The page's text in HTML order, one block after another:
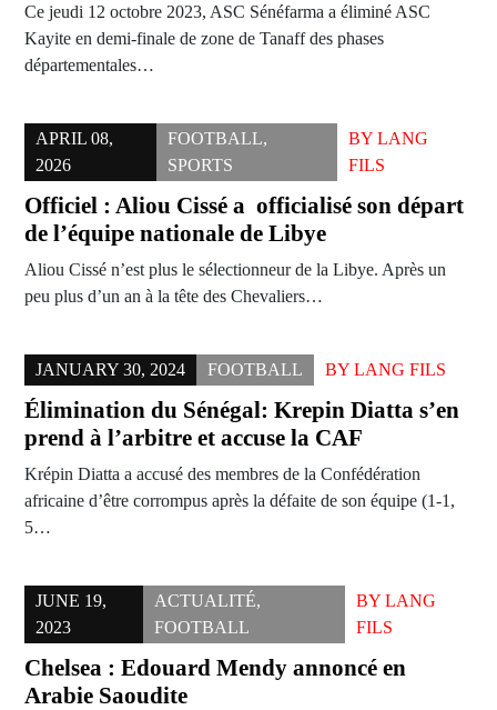
Ce jeudi 12 octobre 2023, ASC Sénéfarma a éliminé ASC
Kayite en demi-finale de zone de Tanaff des phases
départementales…
APRIL 08,
2026
FOOTBALL,
SPORTS
BYLANG
FILS
Officiel : Aliou Cissé a officialisé son départ
de l’équipe nationale de Libye
Aliou Cissé n’est plus le sélectionneur de la Libye. Après un
peu plus d’un an à la tête des Chevaliers…
JANUARY 30, 2024 FOOTBALL BY LANG FILS
Élimination du Sénégal: Krepin Diatta s’en
prend à l’arbitre et accuse la CAF
Krépin Diatta a accusé des membres de la Confédération
africaine d’être corrompus après la défaite de son équipe (1-1,
5…
JUNE 19,
2023
ACTUALITÉ,
FOOTBALL
BYLANG
FILS
Chelsea : Edouard Mendy annoncé en
Arabie Saoudite